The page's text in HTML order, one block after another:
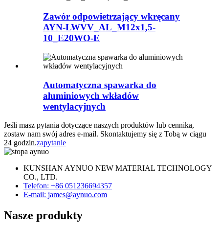
Zawór odpowietrzający wkręcany
AYN-LWVV_AL_M12x1,5-
10_E20WO-E
Automatyczna spawarka do
aluminiowych wkładów
wentylacyjnych
Jeśli masz pytania dotyczące naszych produktów lub cennika,
zostaw nam swój adres e-mail. Skontaktujemy się z Tobą w ciągu
24 godzin.zapytanie
KUNSHAN AYNUO NEW MATERIAL TECHNOLOGY
CO., LTD.
Telefon: +86 051236694357
E-mail: james@aynuo.com
Nasze produkty